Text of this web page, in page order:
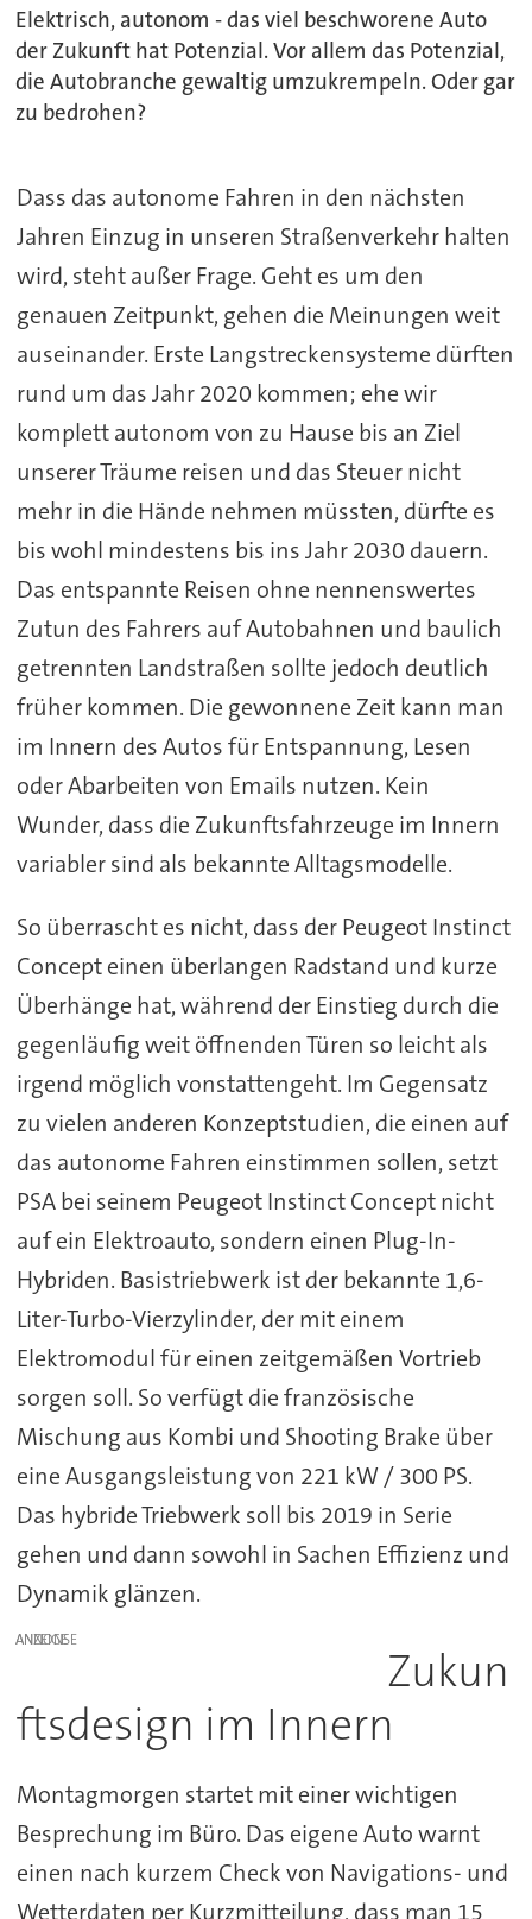
Elektrisch, autonom - das viel beschworene Auto
der Zukunft hat Potenzial. Vor allem das Potenzial,
die Autobranche gewaltig umzukrempeln. Oder gar
zu bedrohen?
Dass das autonome Fahren in den nächsten
Jahren Einzug in unseren Straßenverkehr halten
wird, steht außer Frage. Geht es um den
genauen Zeitpunkt, gehen die Meinungen weit
auseinander. Erste Langstreckensysteme dürften
rund um das Jahr 2020 kommen; ehe wir
komplett autonom von zu Hause bis an Ziel
unserer Träume reisen und das Steuer nicht
mehr in die Hände nehmen müssten, dürfte es
bis wohl mindestens bis ins Jahr 2030 dauern.
Das entspannte Reisen ohne nennenswertes
Zutun des Fahrers auf Autobahnen und baulich
getrennten Landstraßen sollte jedoch deutlich
früher kommen. Die gewonnene Zeit kann man
im Innern des Autos für Entspannung, Lesen
oder Abarbeiten von Emails nutzen. Kein
Wunder, dass die Zukunftsfahrzeuge im Innern
variabler sind als bekannte Alltagsmodelle.
So überrascht es nicht, dass der Peugeot Instinct
Concept einen überlangen Radstand und kurze
Überhänge hat, während der Einstieg durch die
gegenläufig weit öffnenden Türen so leicht als
irgend möglich vonstattengeht. Im Gegensatz
zu vielen anderen Konzeptstudien, die einen auf
das autonome Fahren einstimmen sollen, setzt
PSA bei seinem Peugeot Instinct Concept nicht
auf ein Elektroauto, sondern einen Plug-In-
Hybriden. Basistriebwerk ist der bekannte 1,6-
Liter-Turbo-Vierzylinder, der mit einem
Elektromodul für einen zeitgemäßen Vortrieb
sorgen soll. So verfügt die französische
Mischung aus Kombi und Shooting Brake über
eine Ausgangsleistung von 221 kW / 300 PS.
Das hybride Triebwerk soll bis 2019 in Serie
gehen und dann sowohl in Sachen Effizienz und
Dynamik glänzen.
ANZEIGE
Zukun
ftsdesign im Innern
Montagmorgen startet mit einer wichtigen
Besprechung im Büro. Das eigene Auto warnt
einen nach kurzem Check von Navigations- und
Wetterdaten per Kurzmitteilung, dass man 15